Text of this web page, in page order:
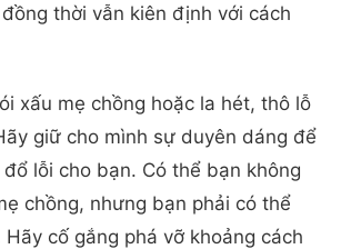
thời vẫn kiên định với cách
xấu mẹ chồng hoặc la hét, thô lỗ
giữ cho mình sự duyên dáng để
lỗi cho bạn. Có thể bạn không
chồng, nhưng bạn phải có thể
cố gắng phá vỡ khoảng cách